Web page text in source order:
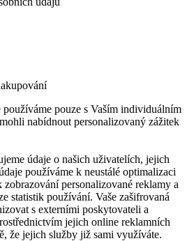
pouze s Vaším individuálním
nabídnout personalizovaný zážitek
údaje o našich uživatelích, jejich
používáme k neustálé optimalizaci
personalizované reklamy a
statistik používání. Vaše zašifrovaná
s externími poskytovateli a
jejich online reklamních
že jejich služby již sami využíváte.